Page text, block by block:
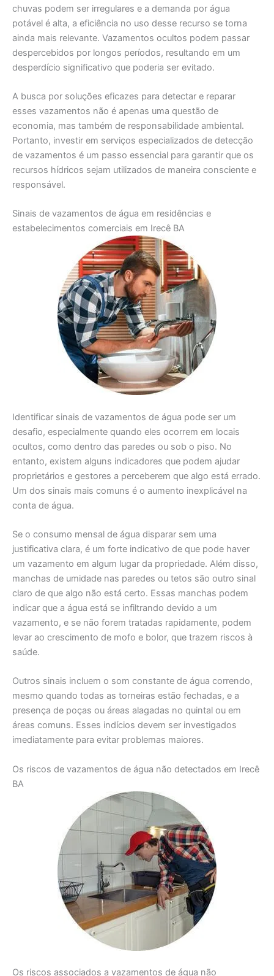
chuvas podem ser irregulares e a demanda por água
potável é alta, a eficiência no uso desse recurso se torna
ainda mais relevante. Vazamentos ocultos podem passar
despercebidos por longos períodos, resultando em um
desperdício significativo que poderia ser evitado.
A busca por soluções eficazes para detectar e reparar
esses vazamentos não é apenas uma questão de
economia, mas também de responsabilidade ambiental.
Portanto, investir em serviços especializados de detecção
de vazamentos é um passo essencial para garantir que os
recursos hídricos sejam utilizados de maneira consciente e
responsável.
Sinais de vazamentos de água em residências e
estabelecimentos comerciais em Irecê BA
Identificar sinais de vazamentos de água pode ser um
desafio, especialmente quando eles ocorrem em locais
ocultos, como dentro das paredes ou sob o piso. No
entanto, existem alguns indicadores que podem ajudar
proprietários e gestores a perceberem que algo está errado.
Um dos sinais mais comuns é o aumento inexplicável na
conta de água.
Se o consumo mensal de água disparar sem uma
justificativa clara, é um forte indicativo de que pode haver
um vazamento em algum lugar da propriedade. Além disso,
manchas de umidade nas paredes ou tetos são outro sinal
claro de que algo não está certo. Essas manchas podem
indicar que a água está se infiltrando devido a um
vazamento, e se não forem tratadas rapidamente, podem
levar ao crescimento de mofo e bolor, que trazem riscos à
saúde.
Outros sinais incluem o som constante de água correndo,
mesmo quando todas as torneiras estão fechadas, e a
presença de poças ou áreas alagadas no quintal ou em
áreas comuns. Esses indícios devem ser investigados
imediatamente para evitar problemas maiores.
Os riscos de vazamentos de água não detectados em Irecê
BA
Os riscos associados a vazamentos de água não